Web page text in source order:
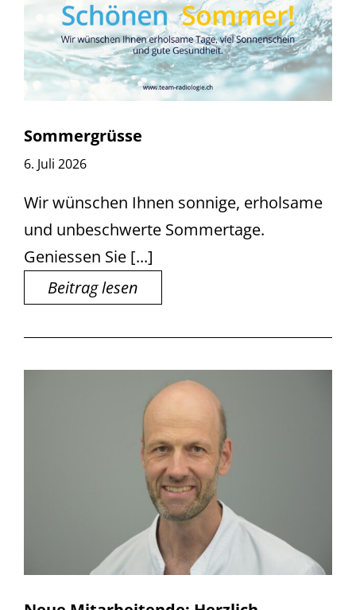
Sommergrüsse
6. Juli 2026
Wir wünschen Ihnen sonnige, erholsame
und unbeschwerte Sommertage.
Geniessen Sie [...]
Beitrag lesen